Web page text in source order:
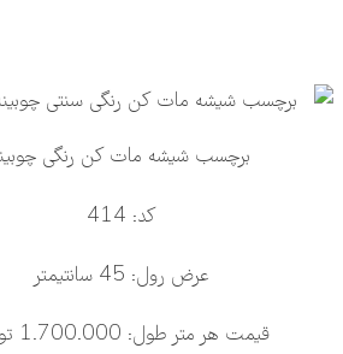
برچسب شیشه مات کن رنگی
کد: 414
عرض رول: 45 سانتیمتر
قیمت هر متر طول: 1.700.000 تومان